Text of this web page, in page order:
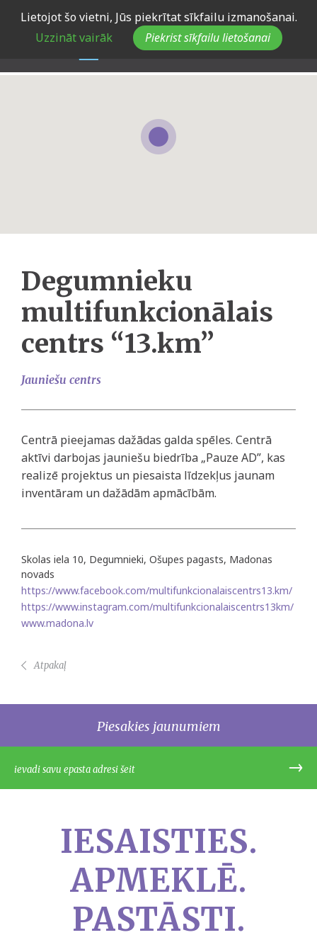
Lietojot šo vietni, Jūs piekrītat sīkfailu izmanošanai.
Uzzināt vairāk
Piekrist sīkfailu lietošanai
Degumnieku
multifunkcionālais
centrs “13.km”
Jauniešu centrs
Centrā pieejamas dažādas galda spēles. Centrā
aktīvi darbojas jauniešu biedrība „Pauze AD”, kas
realizē projektus un piesaista līdzekļus jaunam
inventāram un dažādām apmācībām.
Skolas iela 10, Degumnieki, Ošupes pagasts, Madonas
novads
https://www.facebook.com/multifunkcionalaiscentrs13.km/
https://www.instagram.com/multifunkcionalaiscentrs13km/
www.madona.lv
Atpakaļ
Piesakies jaunumiem
IESAISTIES.
APMEKLĒ.
PASTĀSTI.